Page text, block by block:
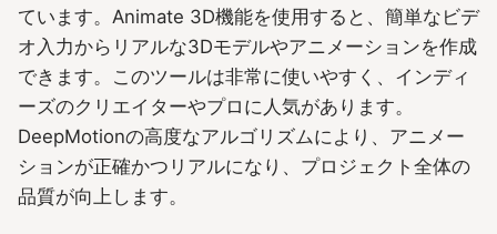
ています。Animate 3D機能を使用すると、簡単なビデ
オ入力からリアルな3Dモデルやアニメーションを作成
できます。このツールは非常に使いやすく、インディ
ーズのクリエイターやプロに人気があります。
DeepMotionの高度なアルゴリズムにより、アニメー
ションが正確かつリアルになり、プロジェクト全体の
品質が向上します。